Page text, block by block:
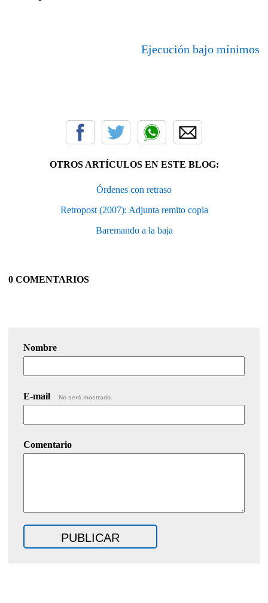
Ejecución bajo mínimos
OTROS ARTÍCULOS EN ESTE BLOG:
Órdenes con retraso
Retropost (2007): Adjunta remito copia
Baremando a la baja
0 COMENTARIOS
Nombre
E-mail No será mostrado.
Comentario